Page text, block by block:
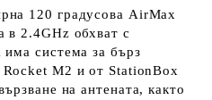
120 градусова AirMax
в 2.4GHz обхват с
система за бърз
M2 и от StationBox
на антената, както